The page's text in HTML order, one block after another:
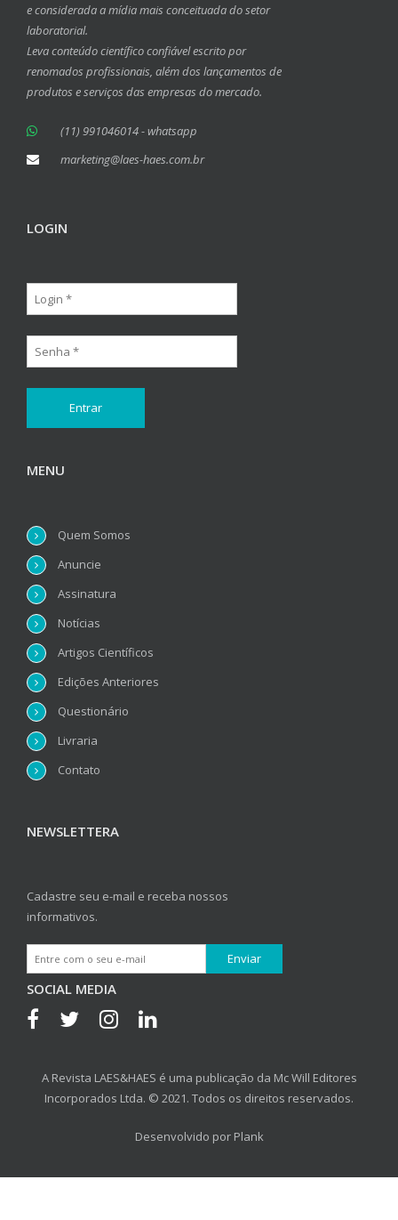
e considerada a mídia mais conceituada do setor
laboratorial.
Leva conteúdo científico confiável escrito por
renomados profissionais, além dos lançamentos de
produtos e serviços das empresas do mercado.
(11) 991046014 - whatsapp
marketing@laes-haes.com.br
LOGIN
MENU
Quem Somos
Anuncie
Assinatura
Notícias
Artigos Científicos
Edições Anteriores
Questionário
Livraria
Contato
NEWSLETTERA
Cadastre seu e-mail e receba nossos
informativos.
SOCIAL MEDIA
A Revista LAES&HAES é uma publicação da Mc Will Editores
Incorporados Ltda. © 2021. Todos os direitos reservados.
Desenvolvido por Plank